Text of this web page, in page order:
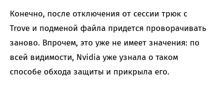
Конечно, после отключения от сессии трюк с
Trove и подменой файла придется проворачивать
заново. Впрочем, это уже не имеет значения: по
всей видимости, Nvidia уже узнала о таком
способе обхода защиты и прикрыла его.